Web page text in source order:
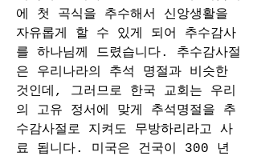
에 첫 곡식을 추수해서 신앙생활을
자유롭게 할 수 있게 되어 추수감사
를 하나님께 드렸습니다. 추수감사절
은 우리나라의 추석 명절과 비슷한
것인데, 그러므로 한국 교회는 우리
의 고유 정서에 맞게 추석명절을 추
수감사절로 지켜도 무방하리라고 사
료 됩니다. 미국은 건국이 300 년